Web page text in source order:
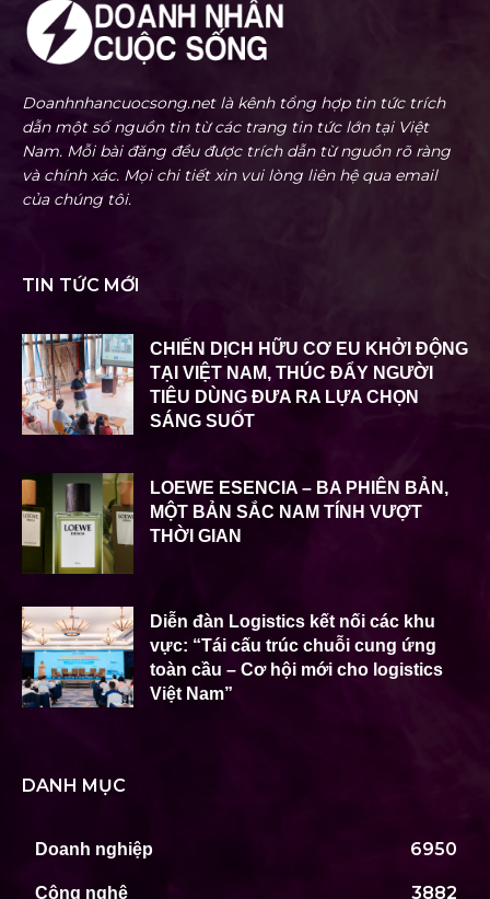
Doanhnhancuocsong.net là kênh tổng hợp tin tức trích
dẫn một số nguồn tin từ các trang tin tức lớn tại Việt
Nam. Mỗi bài đăng đều được trích dẫn từ nguồn rõ ràng
và chính xác. Mọi chi tiết xin vui lòng liên hệ qua email
của chúng tôi.
TIN TỨC MỚI
CHIẾN DỊCH HỮU CƠ EU KHỞI ĐỘNG
TẠI VIỆT NAM, THÚC ĐẨY NGƯỜI
TIÊU DÙNG ĐƯA RA LỰA CHỌN
SÁNG SUỐT
LOEWE ESENCIA – BA PHIÊN BẢN,
MỘT BẢN SẮC NAM TÍNH VƯỢT
THỜI GIAN
Diễn đàn Logistics kết nối các khu
vực: “Tái cấu trúc chuỗi cung ứng
toàn cầu – Cơ hội mới cho logistics
Việt Nam”
DANH MỤC
Doanh nghiệp 6950
Công nghệ 3882